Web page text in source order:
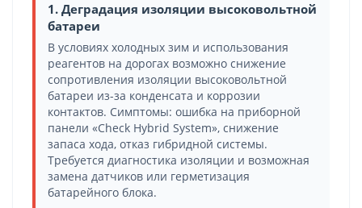
1. Деградация изоляции высоковольтной
батареи
В условиях холодных зим и использования
реагентов на дорогах возможно снижение
сопротивления изоляции высоковольтной
батареи из-за конденсата и коррозии
контактов. Симптомы: ошибка на приборной
панели «Check Hybrid System», снижение
запаса хода, отказ гибридной системы.
Требуется диагностика изоляции и возможная
замена датчиков или герметизация
батарейного блока.